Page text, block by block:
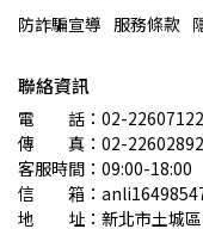
防詐騙宣導 服務條款
聯絡資訊
電　　話：02-22607122
傳　　真：02-22602892
客服時間：09:00-18:00
信　　箱：
地　　址：新北市土城